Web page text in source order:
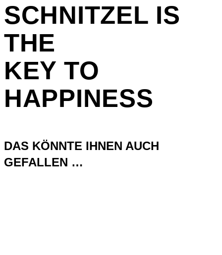
SCHNITZEL IS
THE
KEY TO
HAPPINESS
DAS KÖNNTE IHNEN AUCH
GEFALLEN …